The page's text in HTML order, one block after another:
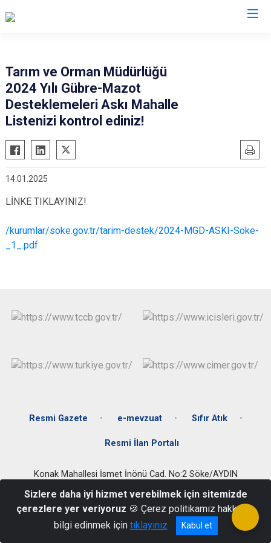
Bozdoğan
Buharkent
Didim
Karacasu
Karpuzlu
Koçarlı
Köşk
Kuşadası
Efeler
Tarım ve Orman Müdürlüğü
2024 Yılı Gübre-Mazot
Desteklemeleri Askı Mahalle
Listenizi kontrol ediniz!
14.01.2025
LİNKE TIKLAYINIZ!
/kurumlar/soke.gov.tr/tarim-destek/2024-MGD-ASKI-Soke-
_1_.pdf
Resmi Gazete e-mevzuat Sıfır Atık
Resmi İlan Portalı
Konak Mahallesi İsmet İnönü Cad. No:2 Söke/AYDIN
0 256 518 10 21
Sizlere daha iyi hizmet verebilmek için sitemizde
çerezlere yer veriyoruz 🍪 Çerez politikamız hakkında
bilgi edinmek için tıklayınız Kabul et